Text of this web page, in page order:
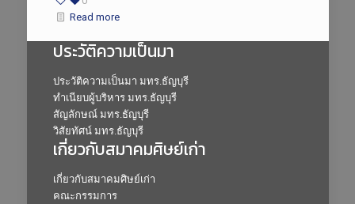
Read more
ประวัติความเป็นมา
ประวัติความเป็นมา มทร.ธัญบุรี
ทำเนียบผู้บริหาร มทร.ธัญบุรี
สัญลักษณ์ มทร.ธัญบุรี
วิสัยทัศน์ มทร.ธัญบุรี
เกี่ยวกับสมาคมศิษย์เก่า
เกี่ยวกับสมาคมศิษย์เก่า
คณะกรรมการ